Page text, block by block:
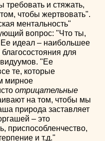
требовать и стяжать,
чтобы жертвовать".
ментальность"
вопрос: "Что ты,
идеал – наибольшее
для
"Ее
те, которые
мирное
отрицательные
на том, чтобы мы
природа заставляет
– это
приспособленчество,
и т.д."